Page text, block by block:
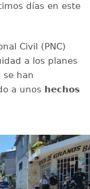
días en este
Civil (PNC)
a los planes
se han
a unos hechos